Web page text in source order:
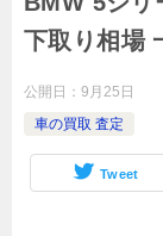
下取り相場
公開日： 9月25日
車の買取 査定
Tweet